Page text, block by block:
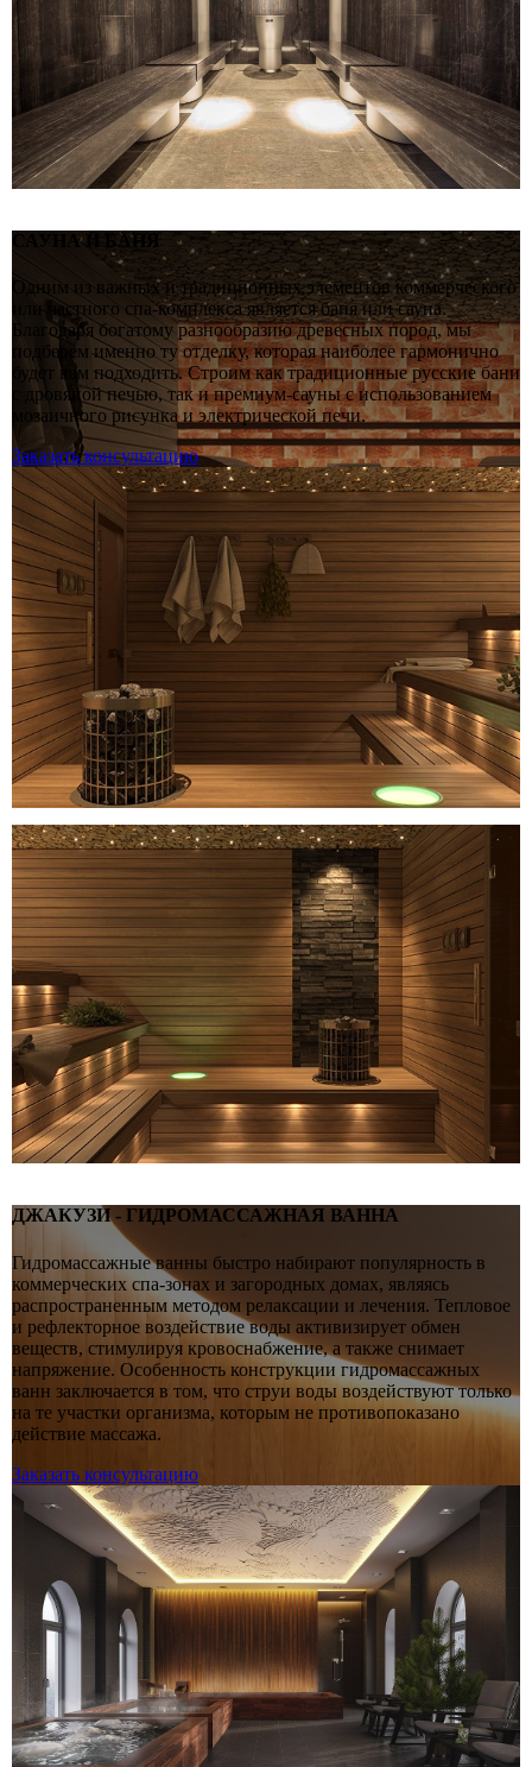
САУНА И БАНЯ
Одним из важных и традиционных элементов коммерческого
или частного спа-комплекса является баня или сауна.
Благодаря богатому разнообразию древесных пород, мы
подберем именно ту отделку, которая наиболее гармонично
будет вам подходить. Строим как традиционные русские бани
с дровяной печью, так и премиум-сауны с использованием
мозаичного рисунка и электрической печи.
Заказать консультацию
ДЖАКУЗИ - ГИДРОМАССАЖНАЯ ВАННА
Гидромассажные ванны быстро набирают популярность в
коммерческих спа-зонах и загородных домах, являясь
распространенным методом релаксации и лечения. Тепловое
и рефлекторное воздействие воды активизирует обмен
веществ, стимулируя кровоснабжение, а также снимает
напряжение. Особенность конструкции гидромассажных
ванн заключается в том, что струи воды воздействуют только
на те участки организма, которым не противопоказано
действие массажа.
Заказать консультацию